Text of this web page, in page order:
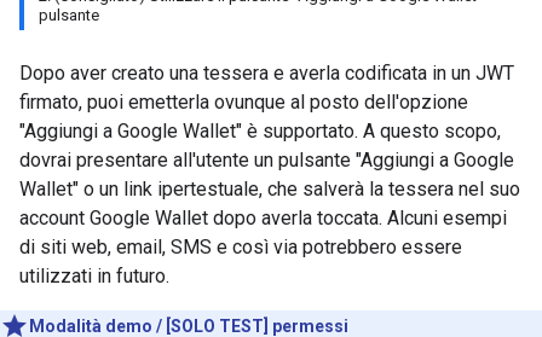
pulsante
Dopo aver creato una tessera e averla codificata in un JWT
firmato, puoi emetterla ovunque al posto dell'opzione
"Aggiungi a Google Wallet" è supportato. A questo scopo,
dovrai presentare all'utente un pulsante "Aggiungi a Google
Wallet" o un link ipertestuale, che salverà la tessera nel suo
account Google Wallet dopo averla toccata. Alcuni esempi
di siti web, email, SMS e così via potrebbero essere
utilizzati in futuro.
Modalità demo / [SOLO TEST] permessi